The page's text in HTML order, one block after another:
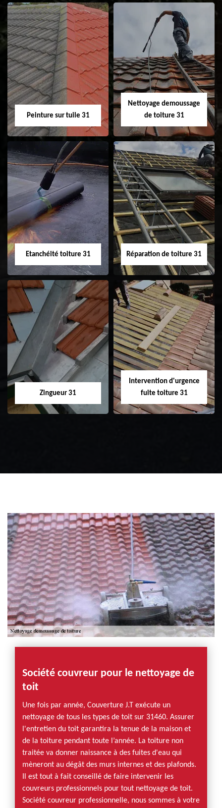
Nettoyage et
ravalement de
façade 31
Isolation toiture 31
Peinture sur tuile 31
Peinture sur tuile
31
Nettoyage demoussage
de toiture 31
Nettoyage
demoussage de
toiture 31
Etanchéité toiture 31
Etanchéité toiture
31
Réparation de toiture 31
Réparation de
toiture 31
Zingueur 31
Intervention d'urgence
fuite toiture 31
Société couvreur pour le nettoyage de
toit
Une fois par année, Couverture J.T exécute un
nettoyage de tous les types de toit sur 31460. Assurer
l'entretien du toit garantira la tenue de la maison et
de la toiture pendant toute l’année. La toiture non
traitée va donner naissance à des fuites d'eau qui
mèneront au dégât des murs internes et des plafonds.
Il est tout à fait conseillé de faire intervenir les
couvreurs professionnels pour tout nettoyage de toit.
Société couvreur professionnelle, nous sommes à votre